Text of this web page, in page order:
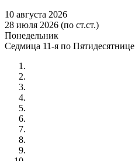
10 августа 2026
28 июля 2026 (по ст.ст.)
Понедельник
Седмица 11-я по Пятидесятнице